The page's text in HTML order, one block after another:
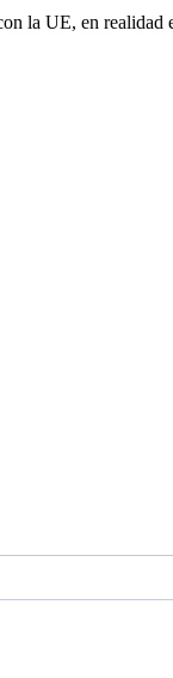
la UE, en realidad